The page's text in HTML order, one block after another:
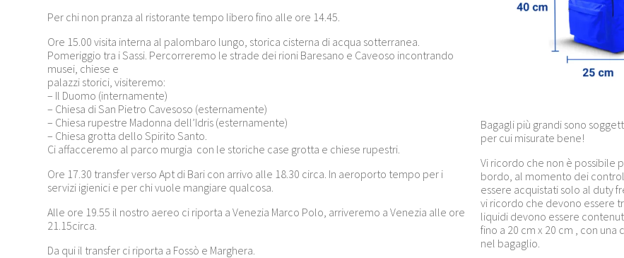
Per chi non pranza al ristorante tempo libero fino alle ore 14.45.
Ore 15.00 visita interna al palombaro lungo, storica cisterna di acqua sotterranea.
Pomeriggio tra i Sassi. Percorreremo le strade dei rioni Baresano e Caveoso incontrando
musei, chiese e
palazzi storici, visiteremo:
– Il Duomo (internamente)
– Chiesa di San Pietro Cavesoso (esternamente)
– Chiesa rupestre Madonna dell’Idris (esternamente)
– Chiesa grotta dello Spirito Santo.
Ci affacceremo al parco murgia con le storiche case grotta e chiese rupestri.
Ore 17.30 transfer verso Apt di Bari con arrivo alle 18.30 circa. In aeroporto tempo per i
servizi igienici e per chi vuole mangiare qualcosa.
Alle ore 19.55 il nostro aereo ci riporta a Venezia Marco Polo, arriveremo a Venezia alle ore
21.15circa.
Da qui il transfer ci riporta a Fossò e Marghera.
Bagagli più grandi sono
per cui misurate bene!
Vi ricordo che non è possibile
bordo, al momento dei
essere acquistati solo al duty
vi ricordo che devono essere
liquidi devono essere
fino a 20 cm x 20 cm , con
nel bagaglio.